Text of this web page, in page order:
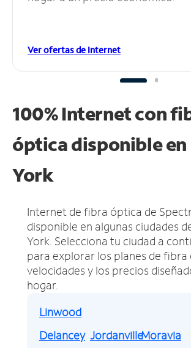
Ver ofertas de Internet
100% Internet con
óptica disponible en
York
Internet de fibra óptica de
disponible en algunas ciudades
York. Selecciona tu ciudad a
para explorar los planes de fibra
velocidades y los precios
hogar.
Linwood
Delancey JordanvilleMoravia